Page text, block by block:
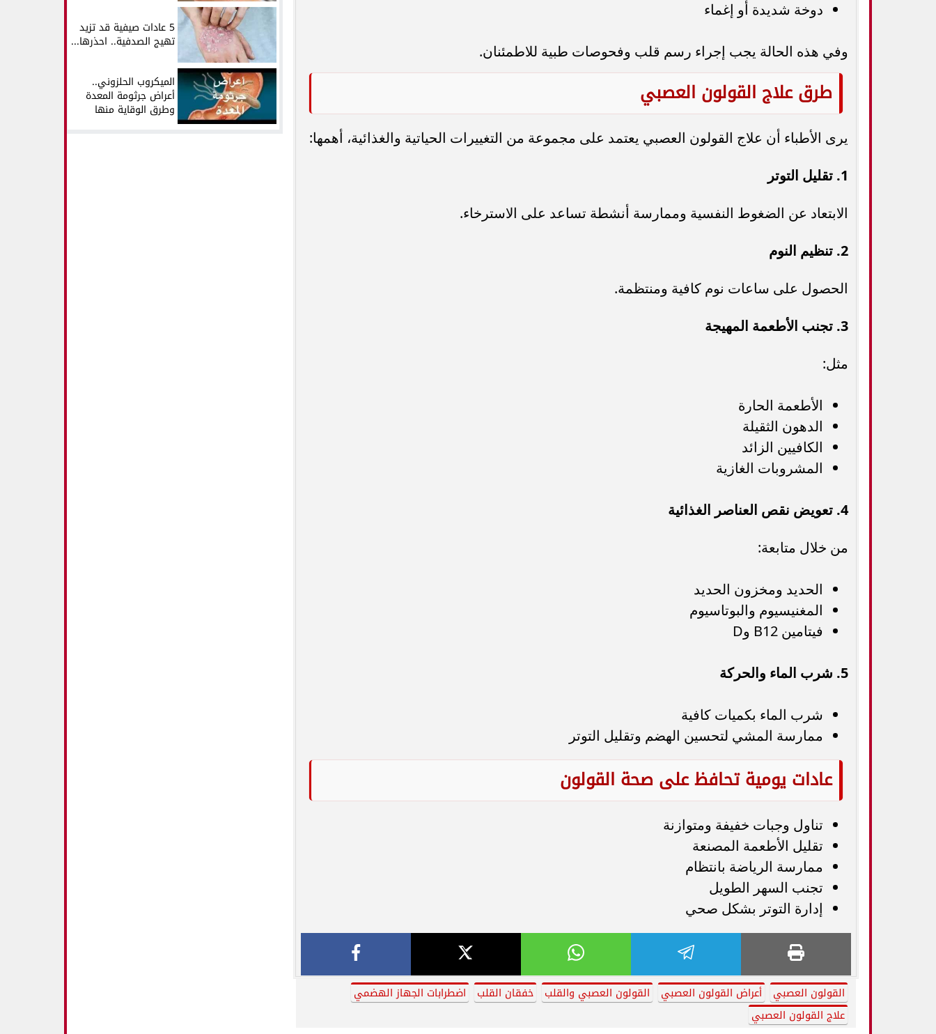
دوخة شديدة أو إغماء
وفي هذه الحالة يجب إجراء رسم قلب وفحوصات طبية للاطمئنان.
طرق علاج القولون العصبي
يرى الأطباء أن علاج القولون العصبي يعتمد على مجموعة من التغييرات الحياتية والغذائية، أهمها:
1. تقليل التوتر
الابتعاد عن الضغوط النفسية وممارسة أنشطة تساعد على الاسترخاء.
2. تنظيم النوم
الحصول على ساعات نوم كافية ومنتظمة.
3. تجنب الأطعمة المهيجة
مثل:
الأطعمة الحارة
الدهون الثقيلة
الكافيين الزائد
المشروبات الغازية
4. تعويض نقص العناصر الغذائية
من خلال متابعة:
الحديد ومخزون الحديد
المغنيسيوم والبوتاسيوم
فيتامين B12 وD
5. شرب الماء والحركة
شرب الماء بكميات كافية
ممارسة المشي لتحسين الهضم وتقليل التوتر
عادات يومية تحافظ على صحة القولون
تناول وجبات خفيفة ومتوازنة
تقليل الأطعمة المصنعة
ممارسة الرياضة بانتظام
تجنب السهر الطويل
إدارة التوتر بشكل صحي
القولون العصبي أعراض القولون العصبي القولون العصبي والقلب خفقان القلب
اضطرابات الجهاز الهضمي
علاج القولون العصبي
5 عادات صيفية قد تزيد
تهيج الصدفية.. احذرها...
الميكروب الحلزوني..
أعراض جرثومة المعدة
وطرق الوقاية منها